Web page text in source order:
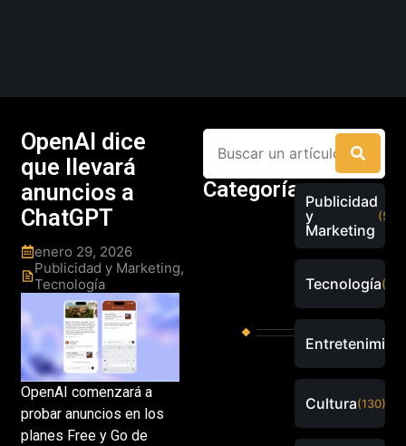
OpenAI dice
que llevará
anuncios a
ChatGPT
enero 29, 2026
Publicidad y Marketing,
Tecnología
OpenAI comenzará a
probar anuncios en los
planes Free y Go de
CategoríasPublicidad
y
Marketing
Tecnología
Cultura(130)